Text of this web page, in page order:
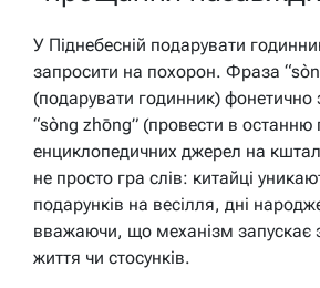
У Піднебесній подарувати
запросити на похорон. Фраза
(подарувати годинник) фонетично
“sòng zhōng” (провести в останню
енциклопедичних джерел на
не просто гра слів: китайці
подарунків на весілля, дні
вважаючи, що механізм запускає
життя чи стосунків.